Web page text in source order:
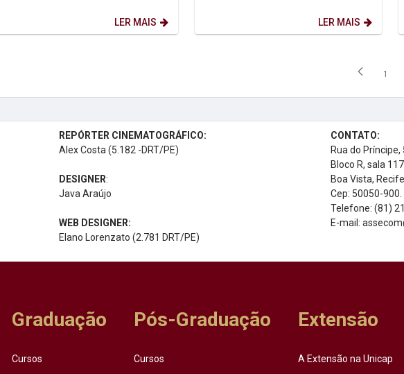
LER MAIS LER MAIS
1
REPÓRTER CINEMATOGRÁFICO:
Alex Costa (5.182 -DRT/PE)
DESIGNER:
Java Araújo
WEB DESIGNER:
Elano Lorenzato (2.781 DRT/PE)
CONTATO:
Rua do Príncipe,
Bloco R, sala
Boa Vista,
Cep: 50050-900.
Telefone: (81)
E-mail:
Graduação
Cursos
Pós-Graduação
Cursos
Extensão
A Extensão na Unicap